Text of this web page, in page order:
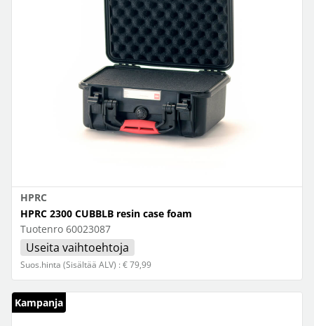
HPRC
HPRC 2300 CUBBLB resin case foam
Tuotenro 60023087
Useita vaihtoehtoja
Suos.hinta (Sisältää ALV) : € 79,99
Kampanja